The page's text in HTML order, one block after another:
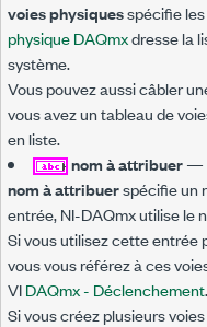
voies physiquesspécifie
physique DAQmxdresse la
système.
Vous pouvez aussi câbler
vous avez un tableau de
en liste.
nom à attribuer—
nom à attribuerspécifie un
entrée, NI-DAQmx utilise le
Si vous utilisez cette entrée
vous vous référez à ces
VIDAQmx - Déclenchement.
Si vous créez plusieurs